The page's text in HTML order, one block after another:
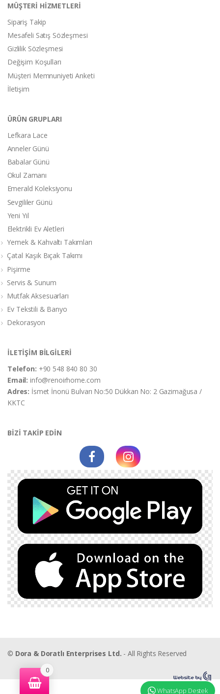
MÜŞTERİ HİZMETLERİ
Sipariş Takip
Mesafeli Satış Sözleşmesi
Gizlilik Sözleşmesi
Değişim Koşulları
Müşteri Memnuniyeti Anketi
İletişim
ÜRÜN GRUPLARI
Lefkara Lace
Anneler Günü
Babalar Günü
Okul Zamanı
Emerald Koleksiyonu
Sevgililer Günü
Yeni Yıl
Elektrikli Ev Aletleri
Yemek & Kahvaltı Takımları
Çatal Kaşık Bıçak Takımı
Pişirme
Servis & Sunum
Mutfak Aksesuarları
Ev Tekstili & Banyo
Dekorasyon
İLETİŞİM BİLGİLERİ
Telefon: +90 548 840 80 30
Email:info@renoirhome.com
Adres: İsmet İnonü Bulvarı No:50 Dükkan No: 2 Gazimağusa /
KKTC
BİZİ TAKİP EDİN
© Dora & Doratlı Enterprises Ltd. - All Rights Reserved
0
WhatsApp Destek